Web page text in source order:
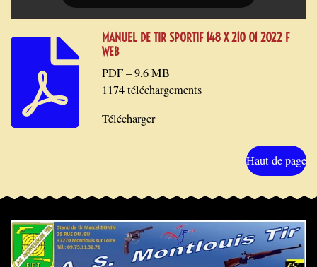
MANUEL DE TIR SPORTIF 148 X 210 01 2022 F
WEB
PDF – 9,6 MB
1174 téléchargements
Télécharger
Haut de page